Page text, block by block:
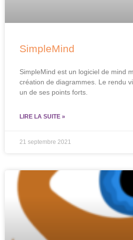
SimpleMind
SimpleMind est un logiciel de mind
création de diagrammes. Le rendu
un de ses points forts.
LIRE LA SUITE »
21 septembre 2021